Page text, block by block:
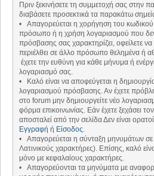
Πριν ξεκινήσετε τη συμμετοχή σας στην
διαβάσετε προσεκτικά τα παρακάτω
• Απαγορεύεται η χορήγηση του
πρόσωπο ή η χρήση λογαριασμού που δεν
πρόσβασης σας χαρακτηρίζει, οφείλετε
περιέλθει σε άλλο πρόσωπο θελημένα ή
έχετε την ευθύνη για κάθε μήνυμα ή
λογαριασμό σας.
• Καλό είναι να αποφεύγεται η
λογαριασμού πρόσβασης. Αν έχετε
στο forum μην δημιουργείτε νέο
φόρμα επικοινωνίας. Εάν έχετε ξεχάσει
αποσταλεί από την σελίδα Δεν είναι
Εγγραφή ή Είσοδος.
• Απαγορεύεται η σύνταξη μηνυμάτων
Λατινικούς χαρακτήρες). Επίσης, καλό
μόνο με κεφαλαίους χαρακτήρες.
• Απαγορεύονται τα μηνύματα με